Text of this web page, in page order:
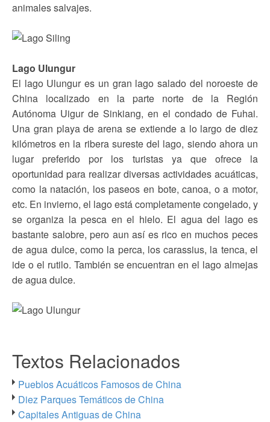
animales salvajes.
Lago Ulungur
El lago Ulungur es un gran lago salado del noroeste de
China localizado en la parte norte de la Región
Autónoma Uigur de Sinkiang, en el condado de Fuhai.
Una gran playa de arena se extiende a lo largo de diez
kilómetros en la ribera sureste del lago, siendo ahora un
lugar preferido por los turistas ya que ofrece la
oportunidad para realizar diversas actividades acuáticas,
como la natación, los paseos en bote, canoa, o a motor,
etc. En invierno, el lago está completamente congelado, y
se organiza la pesca en el hielo. El agua del lago es
bastante salobre, pero aun así es rico en muchos peces
de agua dulce, como la perca, los carassius, la tenca, el
ide o el rutilo. También se encuentran en el lago almejas
de agua dulce.
Textos Relacionados
Pueblos Acuáticos Famosos de China
Diez Parques Temáticos de China
Capitales Antiguas de China